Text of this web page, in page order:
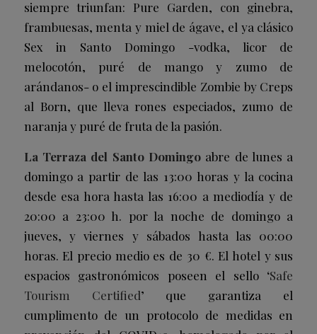
siempre triunfan: Pure Garden, con ginebra,
frambuesas, menta y miel de ágave, el ya clásico
Sex in Santo Domingo -vodka, licor de
melocotón, puré de mango y zumo de
arándanos- o el imprescindible Zombie by Creps
al Born, que lleva rones especiados, zumo de
naranja y puré de fruta de la pasión.
La Terraza del Santo Domingo abre de lunes a
domingo a partir de las 13:00 horas y la cocina
desde esa hora hasta las 16:00 a mediodía y de
20:00 a 23:00 h. por la noche de domingo a
jueves, y viernes y sábados hasta las 00:00
horas. El precio medio es de 30 €. El hotel y sus
espacios gastronómicos poseen el sello ‘Safe
Tourism Certified’ que garantiza el
cumplimento de un protocolo de medidas en